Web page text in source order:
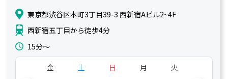
東京都渋谷区本町3丁目39-3 西新宿Aビル2~4F
西新宿五丁目から徒歩4分
15分〜
金
土
日
月
火